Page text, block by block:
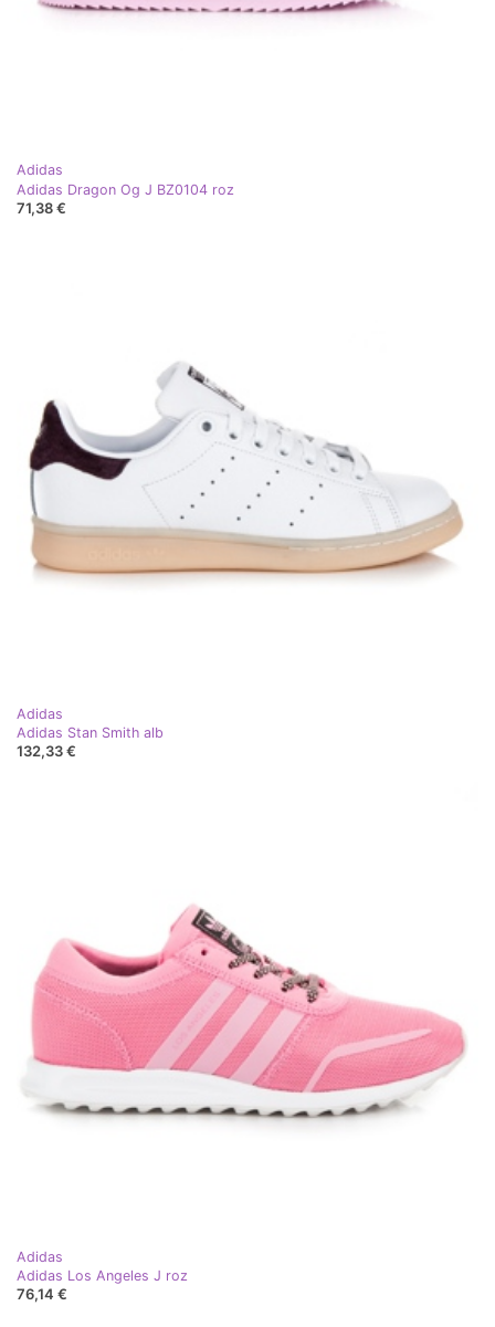
Adidas
Adidas Dragon Og J BZ0104 roz
71,38 €
Adidas
Adidas Stan Smith alb
132,33 €
Adidas
Adidas Los Angeles J roz
76,14 €